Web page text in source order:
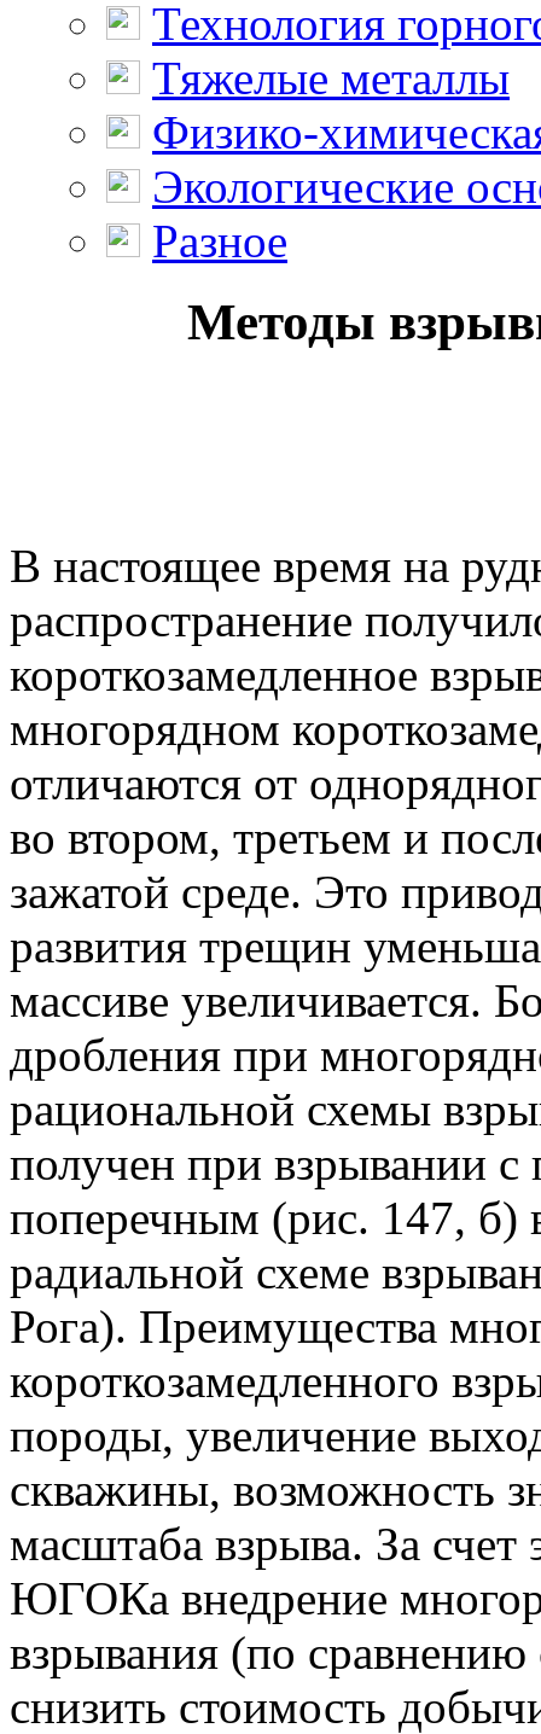
Технология
Тяжелые металлы
Физико-
Экологические
Разное
Методы
В настоящее время на
распространение
короткозамедленное
многорядном
отличаются от
во втором, третьем и
зажатой среде. Это
развития трещин
массиве увеличивается.
дробления при
рациональной схемы
получен при взрывании
поперечным (рис. 147, б)
радиальной схеме
Рога). Преимущества
короткозамедленного
породы, увеличение
скважины, возможность
масштаба взрыва. За
ЮГОКа внедрение
взрывания (по
снизить стоимость